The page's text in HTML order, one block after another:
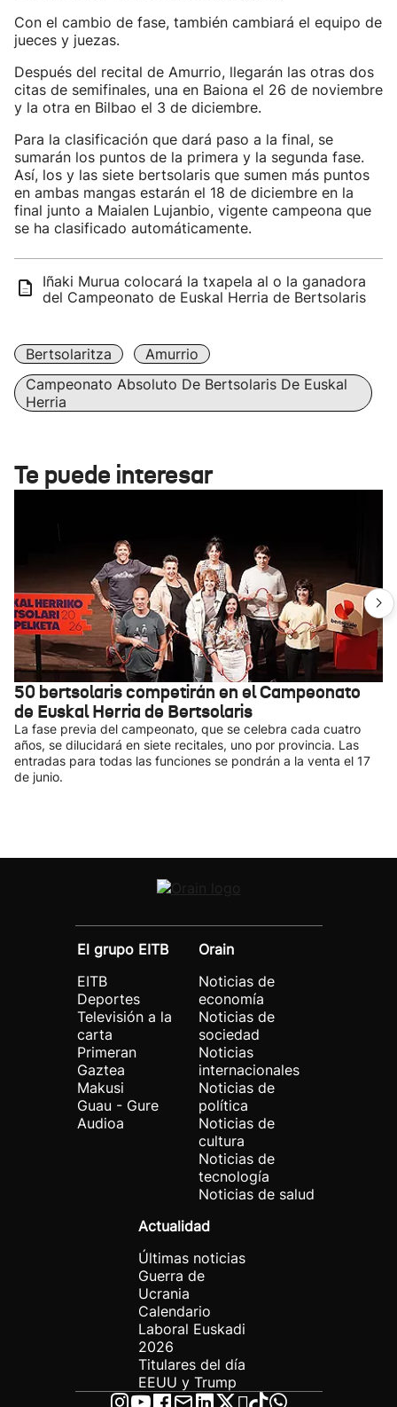
Con el cambio de fase, también cambiará el equipo de
jueces y juezas.
Después del recital de Amurrio, llegarán las otras dos
citas de semifinales, una en Baiona el 26 de noviembre
y la otra en Bilbao el 3 de diciembre.
Para la clasificación que dará paso a la final, se
sumarán los puntos de la primera y la segunda fase.
Así, los y las siete bertsolaris que sumen más puntos
en ambas mangas estarán el 18 de diciembre en la
final junto a Maialen Lujanbio, vigente campeona que
se ha clasificado automáticamente.
Iñaki Murua colocará la txapela al o la ganadora
del Campeonato de Euskal Herria de Bertsolaris
Bertsolaritza
Amurrio
Campeonato Absoluto De Bertsolaris De Euskal
Herria
Te puede interesar
50 bertsolaris competirán en el Campeonato
de Euskal Herria de Bertsolaris
La fase previa del campeonato, que se celebra cada cuatro
años, se dilucidará en siete recitales, uno por provincia. Las
entradas para todas las funciones se pondrán a la venta el 17
de junio.
El grupo EITB
EITB
Deportes
Televisión a la
carta
Primeran
Gaztea
Makusi
Guau - Gure
Audioa
Orain
Noticias de
economía
Noticias de
sociedad
Noticias
internacionales
Noticias de
política
Noticias de
cultura
Noticias de
tecnología
Noticias de salud
Actualidad
Últimas noticias
Guerra de
Ucrania
Calendario
Laboral Euskadi
2026
Titulares del día
EEUU y Trump